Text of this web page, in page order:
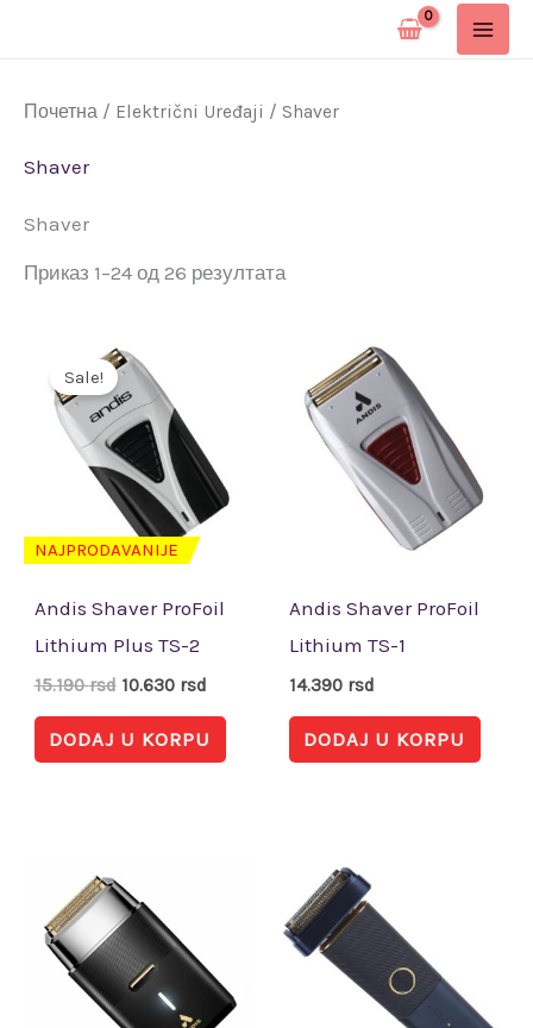
Почетна / Električni Uređaji / Shaver
Shaver
Shaver
Приказ 1–24 од 26 резултата
NAJPRODAVANIJE
Sale!
Andis Shaver ProFoil
Lithium Plus TS-2
15.190rsd
cena
je
bila:
15.190 rsd.
10.630 rsd
DODAJ U KORPU
Andis Shaver ProFoil
Lithium TS-1
14.390 rsd
DODAJ U KORPU